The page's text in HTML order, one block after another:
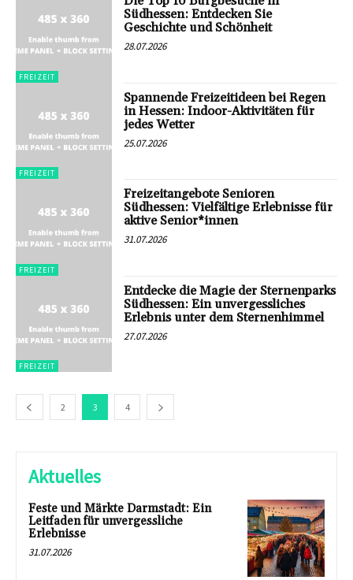
FREIZEIT
Südhessen: Entdecken Sie
Geschichte und Schönheit
28.07.2026
FREIZEIT
Spannende Freizeitideen bei Regen
in Hessen: Indoor-Aktivitäten für
jedes Wetter
25.07.2026
FREIZEIT
Freizeitangebote Senioren
Südhessen: Vielfältige Erlebnisse für
aktive Senior*innen
31.07.2026
FREIZEIT
Entdecke die Magie der Sternenparks
Südhessen: Ein unvergessliches
Erlebnis unter dem Sternenhimmel
27.07.2026
2 3 4
Aktuelles
Feste und Märkte Darmstadt: Ein
Leitfaden für unvergessliche
Erlebnisse
31.07.2026